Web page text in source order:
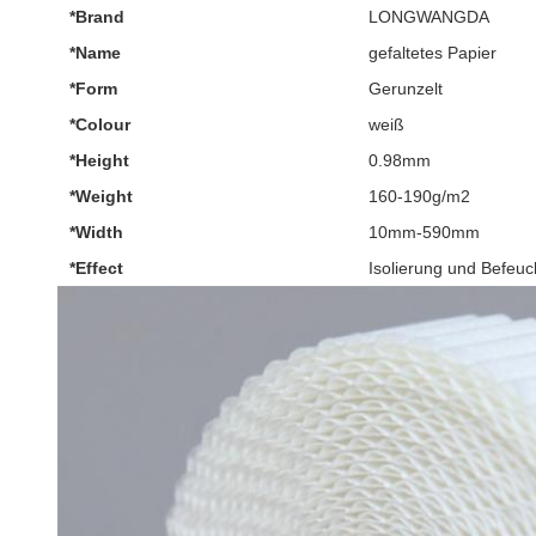
*Brand
LONGWANGDA
*Name
gefaltetes Papier
*Form
Gerunzelt
*Colour
weiß
*Height
0.98mm
*Weight
160-190g/m2
*Width
10mm-590mm
*Effect
Isolierung und